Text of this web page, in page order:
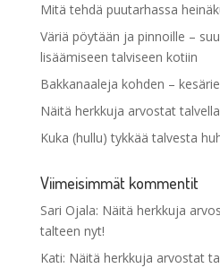
Mitä tehdä puutarhassa
Väriä pöytään ja pinnoille –
lisäämiseen talviseen kotiin
Bakkanaaleja kohden –
Näitä herkkuja arvostat
Kuka (hullu) tykkää talvesta
Viimeisimmät kommentit
Sari Ojala: Näitä herkkuja
talteen nyt!
Kati: Näitä herkkuja arvostat